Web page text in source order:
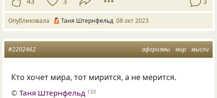
Опубликовала Таня Штернфельд 08 окт 2023
афоризмы мир мысли
#2202462
Кто хочет мира, тот мирится, а не мерится.
©Таня Штернфельд 133